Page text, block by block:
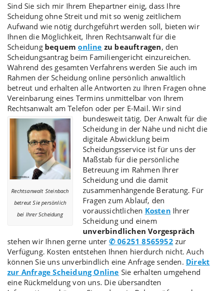
Sind Sie sich mir Ihrem Ehepartner einig, dass Ihre
Scheidung ohne Streit und mit so wenig zeitlichem
Aufwand wie nötig durchgeführt werden soll, bieten wir
Ihnen die Möglichkeit, Ihren Rechtsanwalt für die
Scheidung bequemonline zu beauftragen, den
Scheidungsantrag beim Familiengericht einzureichen.
Während des gesamten Verfahrens werden Sie auch im
Rahmen derScheidung online persönlich anwaltlich
betreut und erhalten alle Antworten zu Ihren Fragen ohne
Vereinbarung eines Termins unmittelbar von Ihrem
Rechtsanwalt am Telefon oder per E-Mail. Wir sind
bundesweit tätig.
Rechtsanwalt Steinbach
betreut Sie persönlich
bei Ihrer Scheidung
Der Anwalt für die
Scheidung in der Nähe und nicht die
digitale Abwicklung beim
Scheidungsservice ist für uns der
Maßstab für die persönliche
Betreuung im Rahmen Ihrer
Scheidung und die damit
zusammenhängende Beratung. Für
Fragen zum Ablauf, den
voraussichtlichen Kosten Ihrer
Scheidung und einem
unverbindlichen Vorgespräch
stehen wir Ihnen gerne unter ✆ 06251 8565952 zur
Verfügung. Kosten entstehen Ihnen hierdurch nicht. Auch
können Sie uns unverbindlich eine Anfrage senden. Direkt
zur Anfrage Scheidung Online Sie erhalten umgehend
eine Rückmeldung von uns. Die übersandten